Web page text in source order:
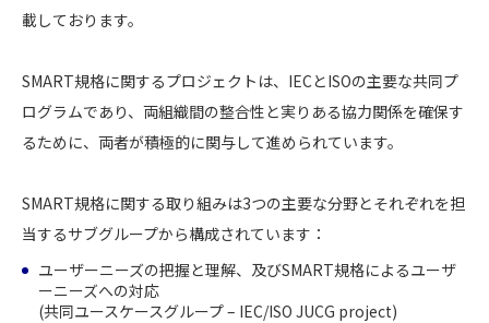
載しております。
SMART規格に関するプロジェクトは、IECとISOの主要な共同プ
ログラムであり、両組織間の整合性と実りある協力関係を確保す
るために、両者が積極的に関与して進められています。
SMART規格に関する取り組みは3つの主要な分野とそれぞれを担
当するサブグループから構成されています：
ユーザーニーズの把握と理解、及びSMART規格によるユーザ
ーニーズへの対応
(共同ユースケースグループ – IEC/ISO JUCG project)